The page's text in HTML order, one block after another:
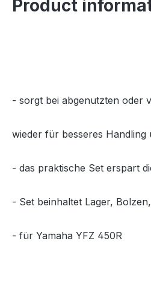
Product
- sorgt bei abgenutzten oder
wieder für besseres
- das praktische Set erspart
- Set beinhaltet Lager,
- für Yamaha YFZ 450R